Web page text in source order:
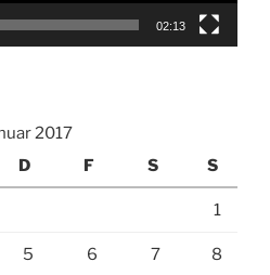
02:13
2017
D F S S
1
5 6 7 8